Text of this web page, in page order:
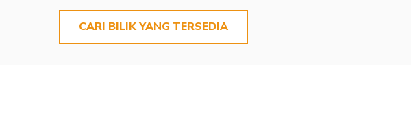
CARI BILIK YANG TERSEDIA